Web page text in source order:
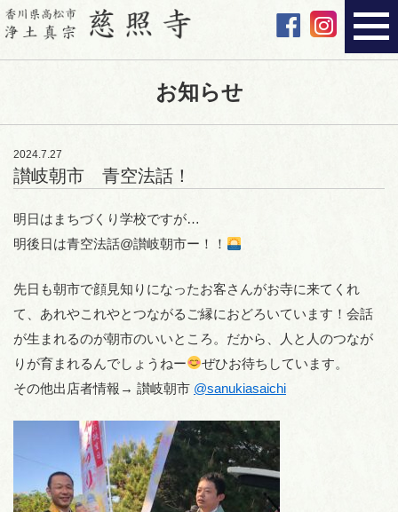
お知らせ
2024.7.27
讃岐朝市 青空法話！
明日はまちづくり学校ですが…
明後日は青空法話@讃岐朝市ー！！
先日も朝市で顔見知りになったお客さんがお寺に来てくれ
て、あれやこれやとつながるご縁におどろいています！会話
が生まれるのが朝市のいいところ。だから、人と人のつなが
りが育まれるんでしょうねー
ぜひお待ちしています。
その他出店者情報→ 讃岐朝市 @sanukiasaichi